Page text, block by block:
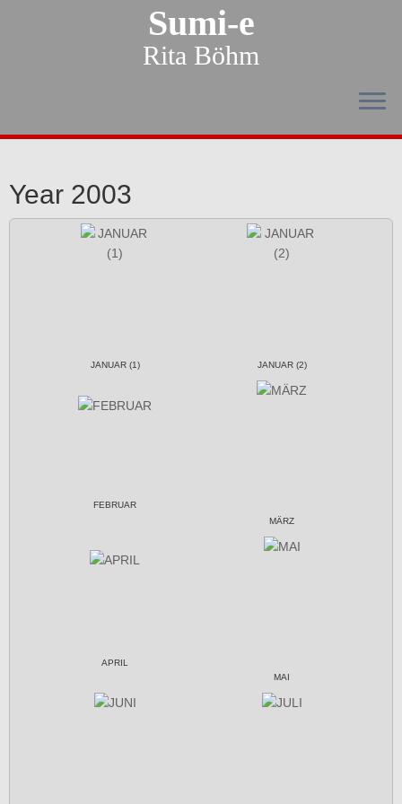
Sumi-e
Rita Böhm
Year 2003
JANUAR (1) JANUAR (2)
FEBRUAR
MÄRZ
APRIL
MAI